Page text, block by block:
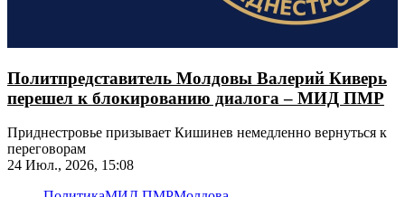
Политпредставитель Молдовы Валерий Киверь
перешел к блокированию диалога – МИД ПМР
Приднестровье призывает Кишинев немедленно вернуться к
переговорам
24 Июл., 2026, 15:08